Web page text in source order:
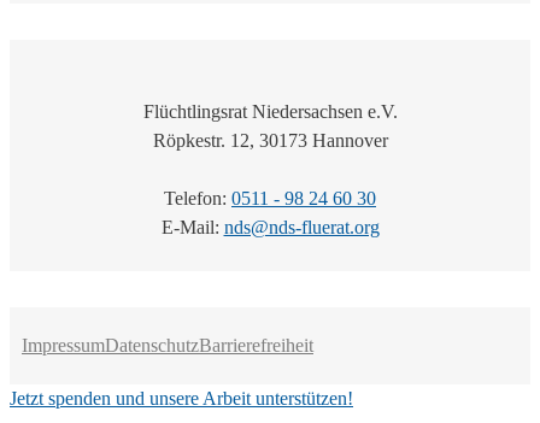
Flüchtlingsrat Niedersachsen e.V.
Röpkestr. 12, 30173 Hannover
Telefon: 0511 - 98 24 60 30
E-Mail: nds@nds-fluerat.org
ImpressumDatenschutzBarrierefreiheit
Jetzt spenden und unsere Arbeit unterstützen!